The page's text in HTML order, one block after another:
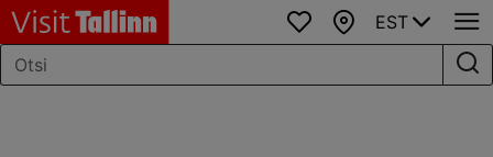
Lemmikud
Kaart
EST